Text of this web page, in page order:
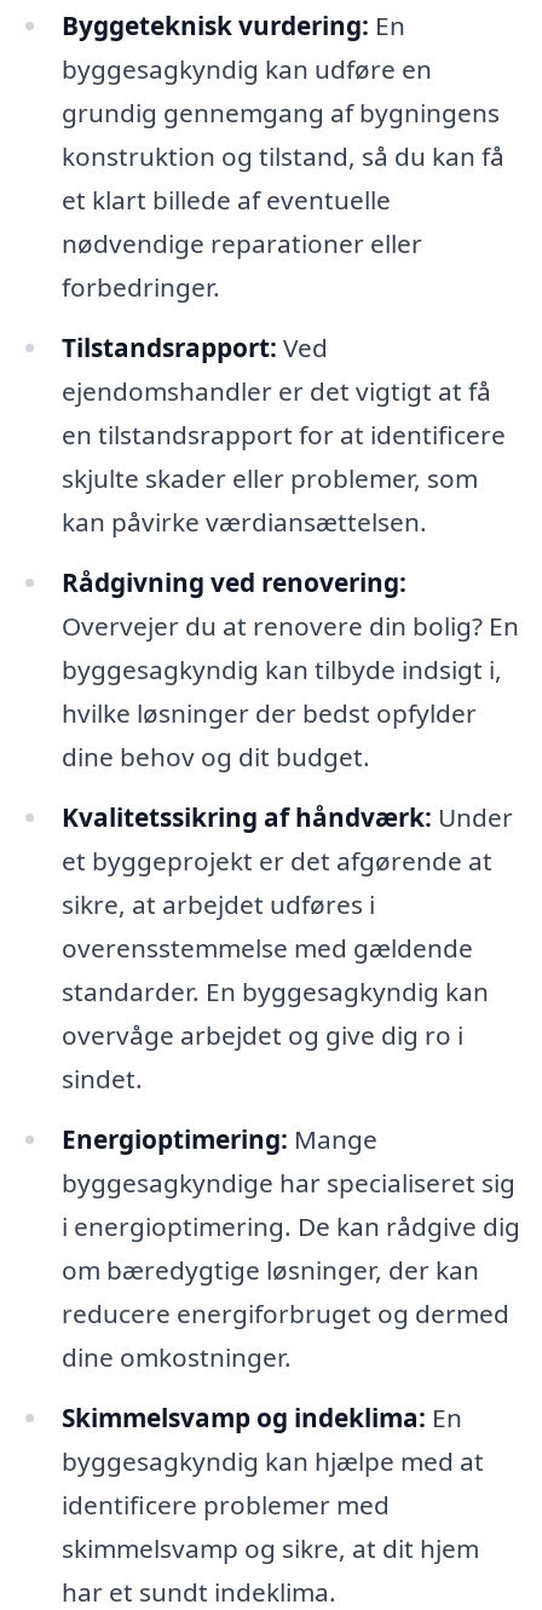
Byggeteknisk vurdering: En
byggesagkyndig kan udføre en
grundig gennemgang af bygningens
konstruktion og tilstand, så du kan få
et klart billede af eventuelle
nødvendige reparationer eller
forbedringer.
Tilstandsrapport: Ved
ejendomshandler er det vigtigt at få
en tilstandsrapport for at identificere
skjulte skader eller problemer, som
kan påvirke værdiansættelsen.
Rådgivning ved renovering:
Overvejer du at renovere din bolig? En
byggesagkyndig kan tilbyde indsigt i,
hvilke løsninger der bedst opfylder
dine behov og dit budget.
Kvalitetssikring af håndværk: Under
et byggeprojekt er det afgørende at
sikre, at arbejdet udføres i
overensstemmelse med gældende
standarder. En byggesagkyndig kan
overvåge arbejdet og give dig ro i
sindet.
Energioptimering: Mange
byggesagkyndige har specialiseret sig
i energioptimering. De kan rådgive dig
om bæredygtige løsninger, der kan
reducere energiforbruget og dermed
dine omkostninger.
Skimmelsvamp og indeklima: En
byggesagkyndig kan hjælpe med at
identificere problemer med
skimmelsvamp og sikre, at dit hjem
har et sundt indeklima.